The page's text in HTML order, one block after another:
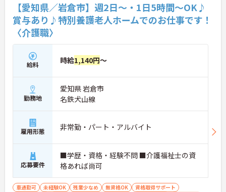
【愛知県／岩倉市】週2日～・1日5時間～OK♪
賞与あり♪特別養護老人ホームでのお仕事です！
〈介護職〉
給料 時給1,140円～
勤務地
愛知県 岩倉市
名鉄犬山線
雇用形態 非常勤・パート・アルバイト
応募要件
■学歴・資格・経験不問 ■介護福祉士の資
格あれば尚可
車通勤可 未経験OK 残業少なめ 無資格OK
資格取得サポート